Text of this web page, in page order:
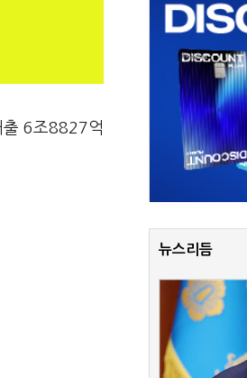
출 6조8827억
뉴스리듬